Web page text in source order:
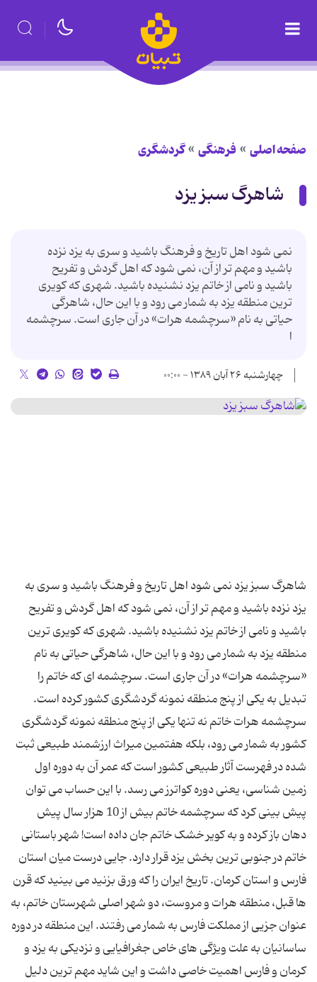
صفحه اصلی فرهنگی گردشگری
شاهرگ سبز یزد
نمی شود اهل تاریخ و فرهنگ باشید و سری به یزد نزده
باشید و مهم تر از آن، نمی شود که اهل گردش و تفریح
باشید و نامی از خاتم یزد نشنیده باشید. شهری که کویری
ترین منطقه یزد به شمار می رود و با این حال، شاهرگی
حیاتی به نام «سرچشمه هرات» در آن جاری است. سرچشمه
ا
چهارشنبه ۲۶ آبان ۱۳۸۹ - ۰۰:۰۰
شاهرگ سبز یزد نمی شود اهل تاریخ و فرهنگ باشید و سری به
یزد نزده باشید و مهم تر از آن، نمی شود که اهل گردش و تفریح
باشید و نامی از خاتم یزد نشنیده باشید. شهری که کویری ترین
منطقه یزد به شمار می رود و با این حال، شاهرگی حیاتی به نام
«سرچشمه هرات» در آن جاری است. سرچشمه ای که خاتم را
تبدیل به یکی از پنج منطقه نمونه گردشگری کشور کرده است.
سرچشمه هرات خاتم نه تنها یکی از پنج منطقه نمونه گردشگری
کشور به شمار می‌ رود، بلکه هفتمین میراث ارزشمند طبیعی ثبت
شده در فهرست آثار طبیعی کشور است که عمر آن به دوره اول
زمین شناسی، یعنی دوره کواترز می رسد. با این حساب می توان
پیش بینی کرد که سرچشمه خاتم بیش از 10 هزار سال پیش
دهان باز کرده و به کویر خشک خاتم جان داده است! شهر باستانی
خاتم در جنوبی ترین بخش یزد قرار دارد. جایی درست میان استان
فارس و استان کرمان. تاریخ ایران را که ورق بزنید می بینید که قرن
ها قبل، منطقه هرات و مروست، دو شهر اصلی شهرستان خاتم، به
عنوان جزیی از مملکت فارس به شمار می رفتند. این منطقه در دوره
ساسانیان به علت ویژگی های خاص جغرافیایی و نزدیکی به یزد و
کرمان و فارس اهمیت خاصی داشت و این شاید مهم ترین دلیل